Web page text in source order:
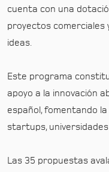
cuenta con una
proyectos comerciales
ideas.
Este programa
apoyo a la innovación
español, fomentando
startups,
Las 35 propuestas